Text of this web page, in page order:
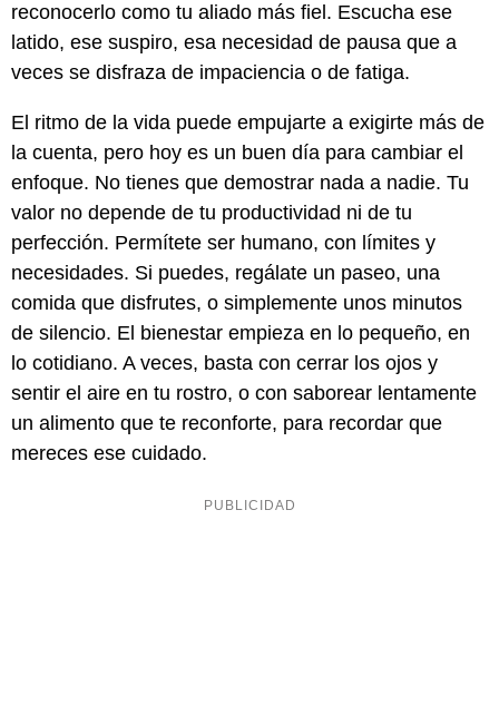
reconocerlo como tu aliado más fiel. Escucha ese
latido, ese suspiro, esa necesidad de pausa que a
veces se disfraza de impaciencia o de fatiga.
El ritmo de la vida puede empujarte a exigirte más de
la cuenta, pero hoy es un buen día para cambiar el
enfoque. No tienes que demostrar nada a nadie. Tu
valor no depende de tu productividad ni de tu
perfección. Permítete ser humano, con límites y
necesidades. Si puedes, regálate un paseo, una
comida que disfrutes, o simplemente unos minutos
de silencio. El bienestar empieza en lo pequeño, en
lo cotidiano. A veces, basta con cerrar los ojos y
sentir el aire en tu rostro, o con saborear lentamente
un alimento que te reconforte, para recordar que
mereces ese cuidado.